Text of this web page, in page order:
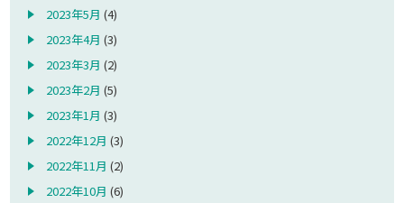
2023年5月 (4)
2023年4月 (3)
2023年3月 (2)
2023年2月 (5)
2023年1月 (3)
2022年12月 (3)
2022年11月 (2)
2022年10月 (6)